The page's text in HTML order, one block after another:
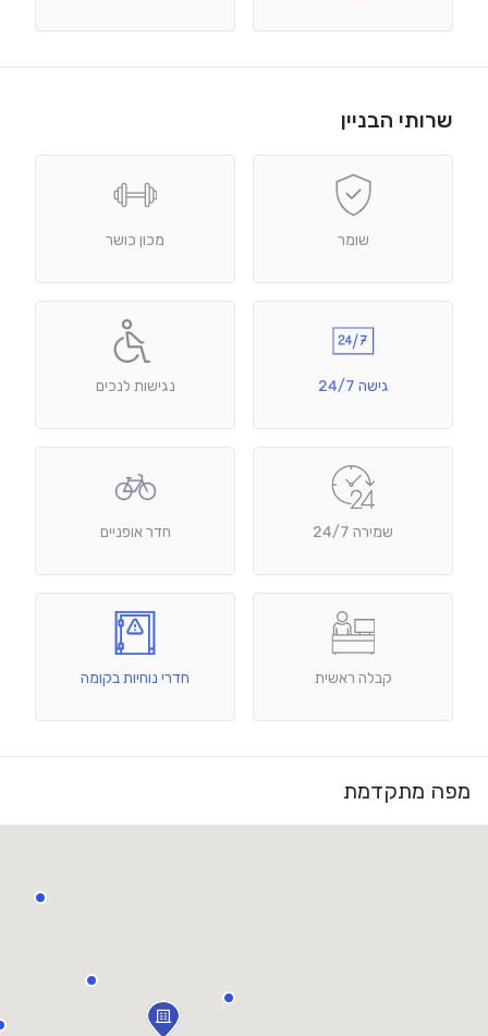
שרותי הבניין
שומר מכון כושר
גישה 24/7 נגישות לנכים
שמירה 24/7 חדר אופניים
קבלה ראשית חדרי נוחיות בקומה
מפה מתקדמת